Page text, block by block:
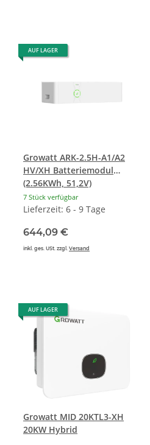
AUF LAGER
Growatt ARK-2.5H-A1/A2
HV/XH Batteriemodul
(2.56KWh, 51,2V)
7 Stück verfügbar
Lieferzeit: 6 - 9 Tage
644,09 €
inkl. ges. USt. zzgl. Versand
AUF LAGER
Growatt MID 20KTL3-XH
20KW Hybrid